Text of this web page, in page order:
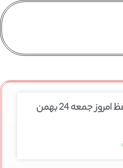
فال حافظ امروز جمعه 24 بهمن